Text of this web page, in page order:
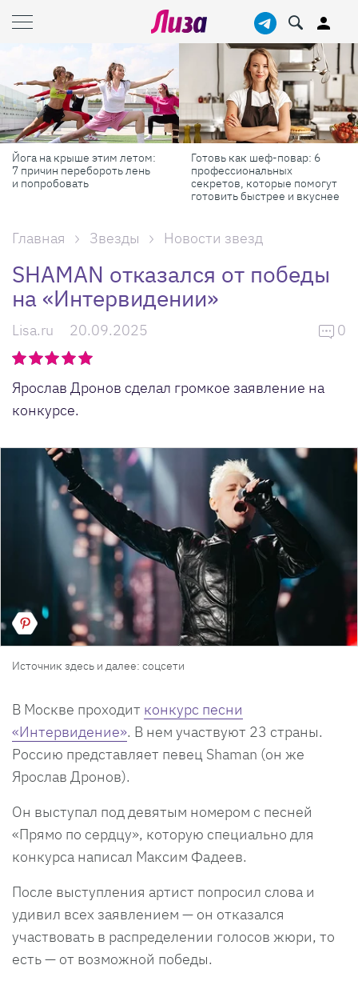
Йога на крыше этим летом:
7 причин перебороть лень
и попробовать
Готовь как шеф-повар: 6
профессиональных
секретов, которые помогут
готовить быстрее и вкуснее
Главная Звезды Новости звезд
SHAMAN отказался от победы
на «Интервидении»
Lisa.ru 20.09.2025 0
Ярослав Дронов сделал громкое заявление на
конкурсе.
Источник здесь и далее: соцсети
В Москве проходит конкурс песни
«Интервидение». В нем участвуют 23 страны.
Россию представляет певец Shaman (он же
Ярослав Дронов).
Он выступал под девятым номером с песней
«Прямо по сердцу», которую специально для
конкурса написал Максим Фадеев.
После выступления артист попросил слова и
удивил всех заявлением — он отказался
участвовать в распределении голосов жюри, то
есть — от возможной победы.